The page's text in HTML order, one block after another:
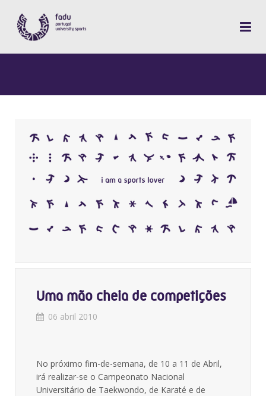
Uma mão cheia de competições
06 abril 2010
No próximo fim-de-semana, de 10 a 11 de Abril,
irá realizar-se o Campeonato Nacional
Universitário de Taekwondo, de Karaté e de